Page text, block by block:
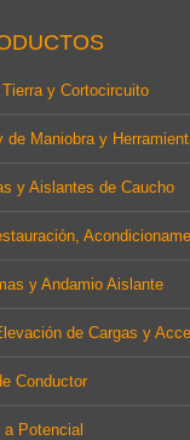
y Cortocircuito
de Maniobra y
y Aislantes de Caucho
y Andamio Aislante
de Cargas y
Conductor
a Potencial